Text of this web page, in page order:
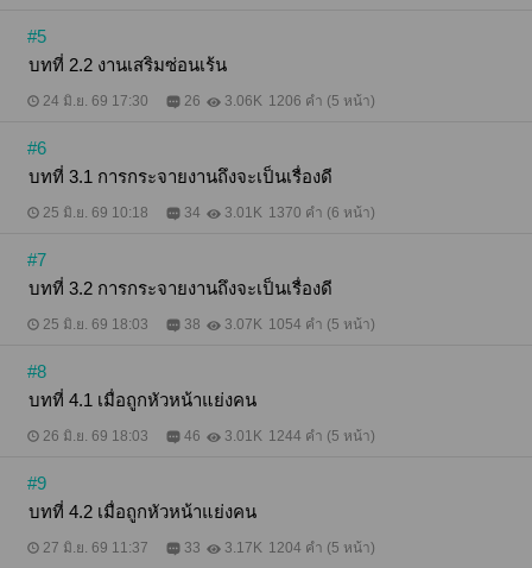
#5
บทที่ 2.2 งานเสริมซ่อนเร้น
24 มิ.ย. 69 17:30 26 3.06K 1206 คำ (5 หน้า)
#6
บทที่ 3.1 การกระจายงานถึงจะเป็นเรื่องดี
25 มิ.ย. 69 10:18 34 3.01K 1370 คำ (6 หน้า)
#7
บทที่ 3.2 การกระจายงานถึงจะเป็นเรื่องดี
25 มิ.ย. 69 18:03 38 3.07K 1054 คำ (5 หน้า)
#8
บทที่ 4.1 เมื่อถูกหัวหน้าแย่งคน
26 มิ.ย. 69 18:03 46 3.01K 1244 คำ (5 หน้า)
#9
บทที่ 4.2 เมื่อถูกหัวหน้าแย่งคน
27 มิ.ย. 69 11:37 33 3.17K 1204 คำ (5 หน้า)